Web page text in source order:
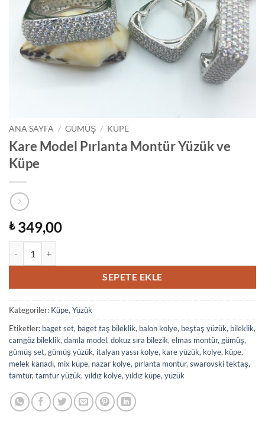
ANA SAYFA / GÜMÜŞ / KÜPE
Kare Model Pırlanta Montür Yüzük ve
Küpe
₺349,00
SEPETE EKLE
Kategoriler: Küpe,Yüzük
Etiketler: baget set, baget taş bileklik, balon kolye, beştaş yüzük, bileklik,
camgöz bileklik,damla model,dokuz sıra bilezik,elmas montür,gümüş,
gümüş set,gümüş yüzük, italyan yassı kolye, kare yüzük, kolye, küpe,
melek kanadı, mix küpe, nazar kolye, pırlanta montür,swarovski tektaş,
tamtur,tamtur yüzük,yıldız kolye,yıldız küpe,yüzük